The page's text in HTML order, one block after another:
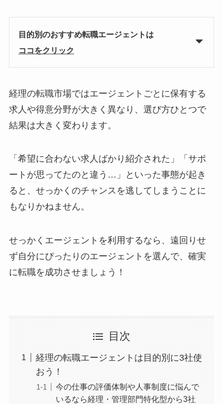
目的別のおすすめ転職エージェントは
ココをクリック
経理の転職市場ではエージェントごとに保有する
求人や得意分野が大きく異なり、選び方ひとつで
結果は大きく変わります。
「希望に合わない求人ばかり紹介された」「サポ
ートが思ってたのと違う…」といった事態が起き
ると、せっかくのチャンスを逃してしまうことに
もなりかねません。
せっかくエージェントを利用するなら、遠回りせ
ず自分にぴったりのエージェントを選んで、確実
に転職を成功させましょう！
目次
経理の転職エージェントは目的別に3社使
おう！
今の仕事の評価体制や人事制度に悩んで
いるなら経理・管理部門特化型から3社